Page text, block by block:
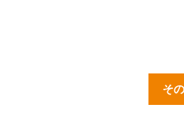
そ